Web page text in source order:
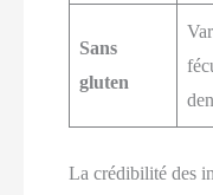
Sans
gluten
La crédibilité des